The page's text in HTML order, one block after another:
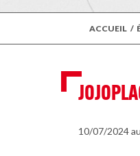
ACCUEIL /
10/07/2024